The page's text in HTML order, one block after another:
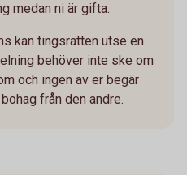
medan ni är gifta.
kan tingsrätten utse en
behöver inte ske om
och ingen av er begär
från den andre.